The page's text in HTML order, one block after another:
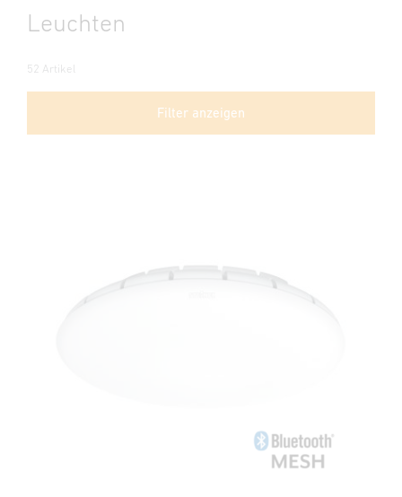
Leuchten
52 Artikel
Filter anzeigen